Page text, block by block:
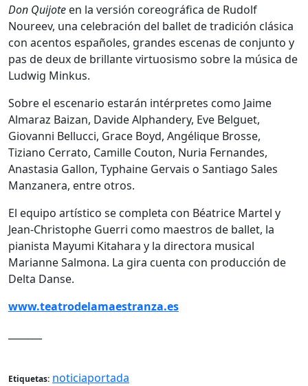
Don Quijote en la versión coreográfica de Rudolf
Noureev, una celebración del ballet de tradición clásica
con acentos españoles, grandes escenas de conjunto y
pas de deux de brillante virtuosismo sobre la música de
Ludwig Minkus.
Sobre el escenario estarán intérpretes como Jaime
Almaraz Baizan, Davide Alphandery, Eve Belguet,
Giovanni Bellucci, Grace Boyd, Angélique Brosse,
Tiziano Cerrato, Camille Couton, Nuria Fernandes,
Anastasia Gallon, Typhaine Gervais o Santiago Sales
Manzanera, entre otros.
El equipo artístico se completa con Béatrice Martel y
Jean-Christophe Guerri como maestros de ballet, la
pianista Mayumi Kitahara y la directora musical
Marianne Salmona. La gira cuenta con producción de
Delta Danse.
www.teatrodelamaestranza.es
Etiquetas: noticiaportada